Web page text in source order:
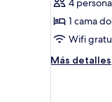
triple
superior,
balcón
4
1 cama
Wifi
Más detalles
Más